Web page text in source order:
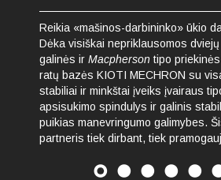
Reikia «mašinos-darbininko» ūkio
Dėka visiškai nepriklausomos
galinės ir Macpherson tipo
ratų bazės KIOTI MECHRON su
stabiliai ir minkštai įveiks įvairaus
apsisukimo spindulys ir galinis
puikias manevringumo galimybes.
partneris tiek dirbant, tiek